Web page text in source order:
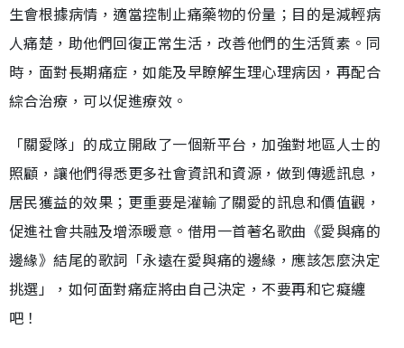
生會根據病情，適當控制止痛藥物的份量；目的是減輕病
人痛楚，助他們回復正常生活，改善他們的生活質素。同
時，面對長期痛症，如能及早瞭解生理心理病因，再配合
綜合治療，可以促進療效。
「關愛隊」的成立開啟了一個新平台，加強對地區人士的
照顧，讓他們得悉更多社會資訊和資源，做到傳遞訊息，
居民獲益的效果；更重要是灌輸了關愛的訊息和價值觀，
促進社會共融及增添暖意。借用一首著名歌曲《愛與痛的
邊緣》結尾的歌詞「永遠在愛與痛的邊緣，應該怎麼決定
挑選」，如何面對痛症將由自己決定，不要再和它癡纏
吧！